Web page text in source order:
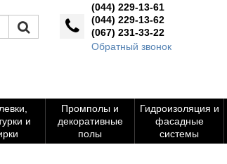
(044) 229-13-61
(044) 229-13-62
(067) 231-33-22
Обратный звонок
и
Промполы и
декоративные
полы
Гидроизоляция и
фасадные
системы